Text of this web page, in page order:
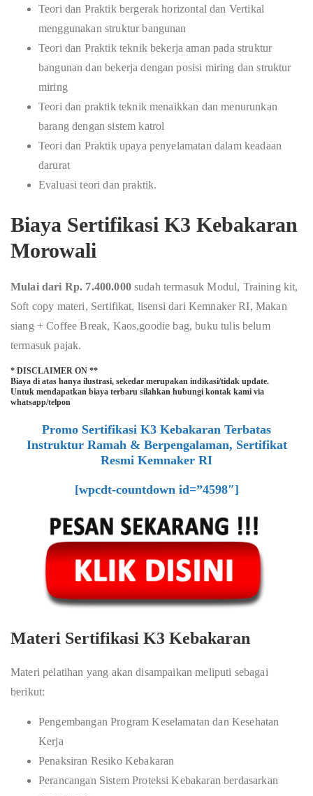
Teori dan Praktik bergerak horizontal dan Vertikal
menggunakan struktur bangunan
Teori dan Praktik teknik bekerja aman pada struktur
bangunan dan bekerja dengan posisi miring dan struktur
miring
Teori dan praktik teknik menaikkan dan menurunkan
barang dengan sistem katrol
Teori dan Praktik upaya penyelamatan dalam keadaan
darurat
Evaluasi teori dan praktik.
Biaya Sertifikasi K3 Kebakaran
Morowali
Mulai dari Rp. 7.400.000 sudah termasuk Modul, Training kit,
Soft copy materi, Sertifikat, lisensi dari Kemnaker RI, Makan
siang + Coffee Break, Kaos,goodie bag, buku tulis belum
termasuk pajak.
* DISCLAIMER ON **
Biaya di atas hanya ilustrasi, sekedar merupakan indikasi/tidak update.
Untuk mendapatkan biaya terbaru silahkan hubungi kontak kami via
whatsapp/telpon
Promo Sertifikasi K3 Kebakaran Terbatas
Instruktur Ramah & Berpengalaman, Sertifikat
Resmi Kemnaker RI
[wpcdt-countdown id=”4598″]
Materi Sertifikasi K3 Kebakaran
Materi pelatihan yang akan disampaikan meliputi sebagai
berikut:
Pengembangan Program Keselamatan dan Kesehatan
Kerja
Penaksiran Resiko Kebakaran
Perancangan Sistem Proteksi Kebakaran berdasarkan